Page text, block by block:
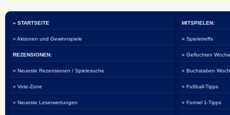
» STARTSEITE
» Aktionen und Gewinnspiele
REZENSIONEN:
» Neueste Rezensionen / Spielesuche
» Vote-Zone
» Neueste Leserwertungen
MITSPIELEN:
» Spieletreffs
» Geflochten
» Buchstaben
» Fußball-Tipps
» Formel 1-Tipps